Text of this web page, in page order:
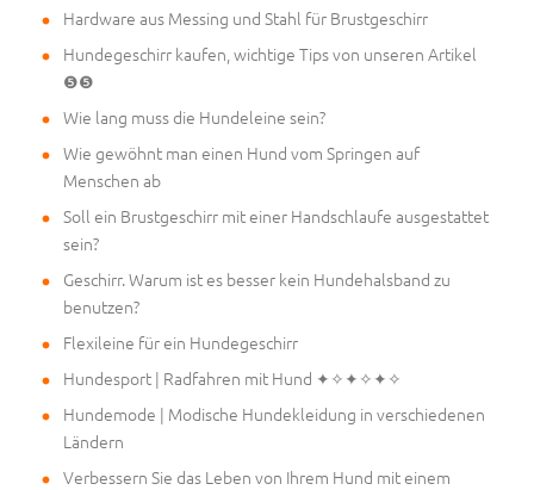
Hardware aus Messing und Stahl für Brustgeschirr
Hundegeschirr kaufen, wichtige Tips von unseren Artikel
❺❺
Wie lang muss die Hundeleine sein?
Wie gewöhnt man einen Hund vom Springen auf
Menschen ab
Soll ein Brustgeschirr mit einer Handschlaufe ausgestattet
sein?
Geschirr. Warum ist es besser kein Hundehalsband zu
benutzen?
Flexileine für ein Hundegeschirr
Hundesport | Radfahren mit Hund ✦✧✦✧✦✧
Hundemode | Modische Hundekleidung in verschiedenen
Ländern
Verbessern Sie das Leben von Ihrem Hund mit einem